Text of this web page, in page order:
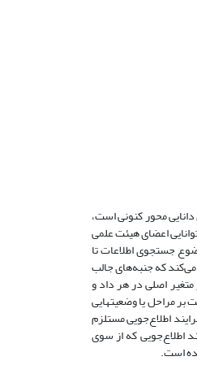
محور کنونی است،
اعضای هیئت علمی
جستجوی اطلاعات تا
می‌کند که جنبه‌های جالب
اصلی در هر داد و
بر مراحل یا وضعیتهایی
اطلاع‌جویی مستلزم
اطلاع‌جویی که از سوی
است.